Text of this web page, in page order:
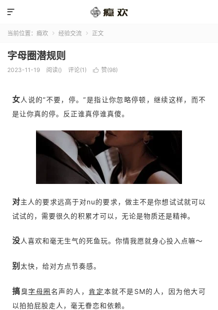

当前位置： 瘾欢  经验交流  正文
字母圈潜规则
2023-11-19 阅读() 评论(1)  赞(98)
女人说的“不要，停。”是指让你忽略停顿，继续这样，而不
是让你真的停。反正谁真停谁真傻。
对主人的要求远高于对nu的要求，做主不是你想试试就可以
试试的，需要很久的积累才可以，无论是物质还是精神。
没人喜欢和毫无生气的死鱼玩。你情我愿就身心投入点嘛～
别 太快，给对方点节奏感。
搞臭字母圈 名声的人， 肯定本就不是SM的人，因为他大可
以拍拍屁股走人，毫无眷恋和依赖。